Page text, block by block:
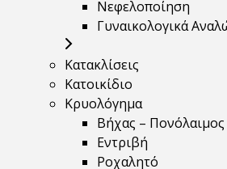
Νεφελοποίηση
Γυναικολογικά
Κατακλίσεις
Κατοικίδιο
Κρυολόγημα
Βήχας – Πονόλαιμος
Εντριβή
Ροχαλητό